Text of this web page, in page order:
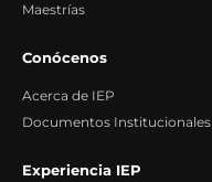
Maestrías
Conócenos
Acerca de IEP
Documentos Institucionales
Experiencia IEP